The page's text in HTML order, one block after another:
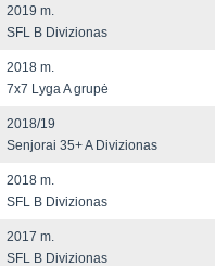
2019 m.
SFL B Divizionas
2018 m.
7x7 Lyga A grupė
2018/19
Senjorai 35+ A Divizionas
2018 m.
SFL B Divizionas
2017 m.
SFL B Divizionas